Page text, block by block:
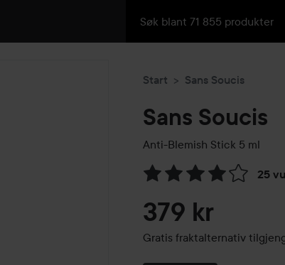
Start Sans Soucis
Sans Soucis
Anti-Blemish Stick 5 ml
25
Gå til Vurderinger &
379 kr
Gratis fraktalternativ